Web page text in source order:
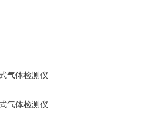
气体检测仪
气体检测仪